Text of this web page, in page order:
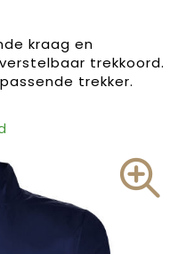
kraag en
trekkoord.
trekker.